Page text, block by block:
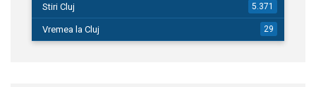
Stiri Cluj 5.371
Vremea la Cluj 29